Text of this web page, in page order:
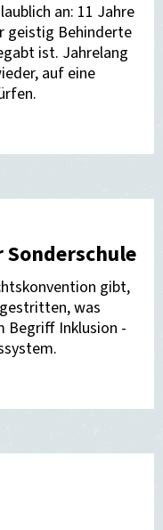
an: 11 Jahre
geistig Behinderte
ist. Jahrelang
auf eine
Sonderschule
gibt,
was
Begriff Inklusion -